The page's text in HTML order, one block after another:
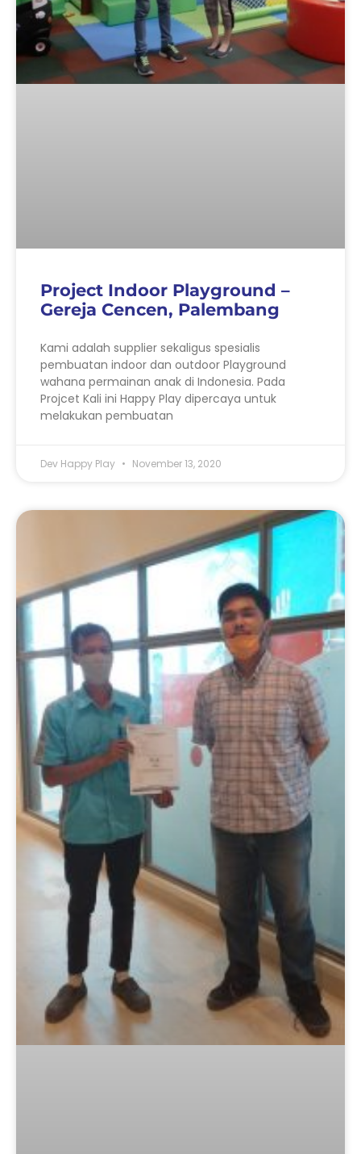
Project Indoor Playground –
Gereja Cencen, Palembang
Kami adalah supplier sekaligus spesialis
pembuatan indoor dan outdoor Playground
wahana permainan anak di Indonesia. Pada
Projcet Kali ini Happy Play dipercaya untuk
melakukan pembuatan
Dev Happy Play November 13, 2020